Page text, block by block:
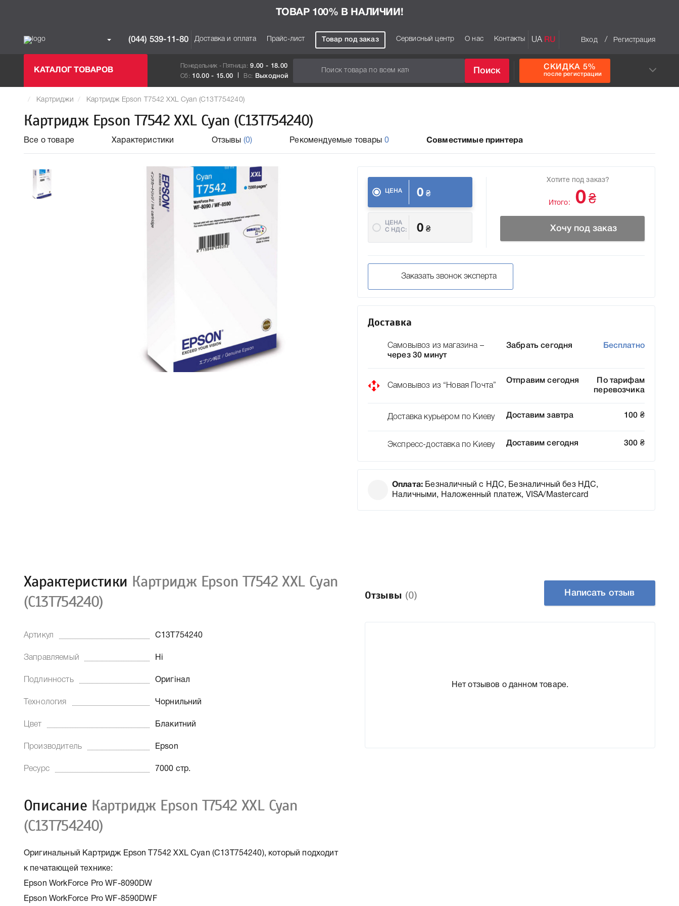
ТОВАР 100% В НАЛИЧИИ!
(044) 539-11-80 Доставка и оплата Прайс-лист Товар под заказ Сервисный центр О нас Контакты UA RU Вход / Регистрация
КАТАЛОГ ТОВАРОВ
Понедельник - Пятница: 9.00 - 18.00
Сб: 10.00 - 15.00 Вс: Выходной
Поиск СКИДКА 5%
после регистрации
Картриджи Картридж Epson T7542 XXL Cyan (C13T754240)
Картридж Epson T7542 XXL Cyan (C13T754240)
Все о товаре Характеристики Отзывы (0) Рекомендуемые товары 0 Совместимые принтера
ЦЕНА 0 ₴
ЦЕНА
C НДС:
0 ₴
Хотите под заказ?
Итого: 0 ₴
Хочу под заказ
Заказать звонок эксперта
Доставка
Самовывоз из магазина –
через 30 минут
Забрать сегодня Бесплатно
Самовывоз из “Новая Почта”
Отправим сегодня
По тарифам
перевозчика
Доставка курьером по Киеву Доставим завтра 100 ₴
Экспресс-доставка по Киеву Доставим сегодня 300 ₴
Оплата: Безналичный с НДС, Безналичный без НДС,
Наличными, Наложенный платеж, VISA/Mastercard
Характеристики Картридж Epson T7542 XXL Cyan
(C13T754240)
Артикул C13T754240
Заправляемый Ні
Подлинность Оригінал
Технология Чорнильний
Цвет Блакитний
Производитель Epson
Ресурс 7000 стр.
Описание Картридж Epson T7542 XXL Cyan
(C13T754240)
Оригинальный Картридж Epson T7542 XXL Cyan (C13T754240), который подходит
к печатающей технике:
Epson WorkForce Pro WF-8090DW
Epson WorkForce Pro WF-8590DWF
Отзывы (0) Написать отзыв
Нет отзывов о данном товаре.